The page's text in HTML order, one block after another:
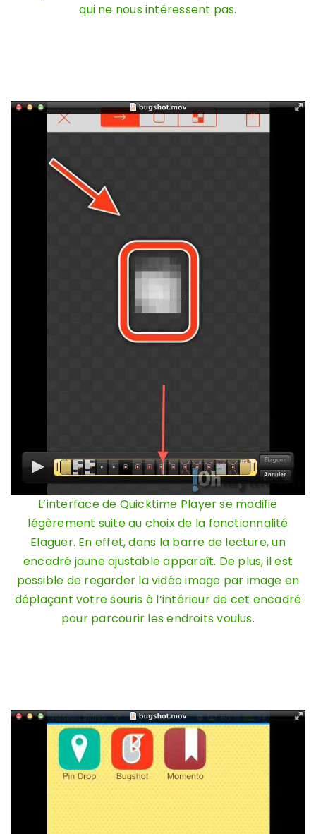
qui ne nous intéressent pas.
L’interface de Quicktime Player se modifie
légèrement suite au choix de la fonctionnalité
Elaguer. En effet, dans la barre de lecture, un
encadré jaune ajustable apparaît. De plus, il est
possible de regarder la vidéo image par image en
déplaçant votre souris à l’intérieur de cet encadré
pour parcourir les endroits voulus.